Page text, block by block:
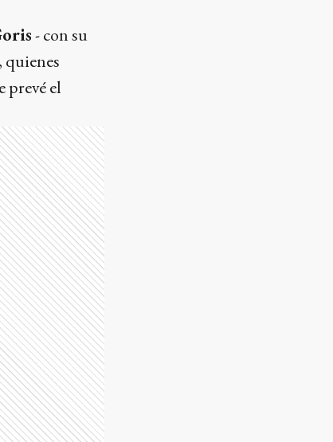
- con su
, quienes
prevé el